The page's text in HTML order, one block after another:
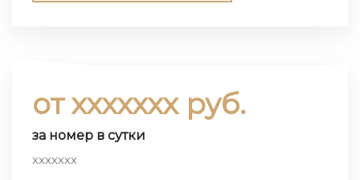
от ххххххх руб.
за номер в сутки
ххххххх